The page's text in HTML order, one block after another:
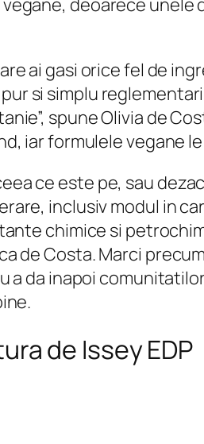
deoarece
ai gasi orice fel de
si simplu
spune Olivia de
iar formulele vegane
ce este pe, sau
inclusiv modul in
chimice si
de Costa. Marci
a da inapoi
de Issey EDP